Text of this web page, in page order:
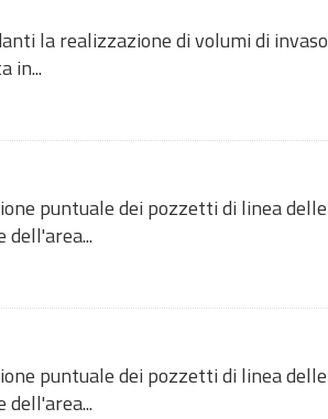
la realizzazione di volumi di invaso
in...
puntuale dei pozzetti di linea delle
puntuale dei pozzetti di linea delle